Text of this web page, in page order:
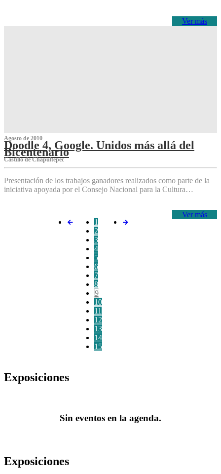
Ver más
Agosto de 2010
Doodle 4, Google. Unidos más allá del
Bicentenario
Castillo de Chapultepec
Presentación de los trabajos ganadores realizados como parte de la
iniciativa apoyada por el Consejo Nacional para la Cultura…
Ver más
1
2
3
4
5
6
7
8
9
10
11
12
13
14
15
Exposiciones
Sin eventos en la agenda.
Exposiciones